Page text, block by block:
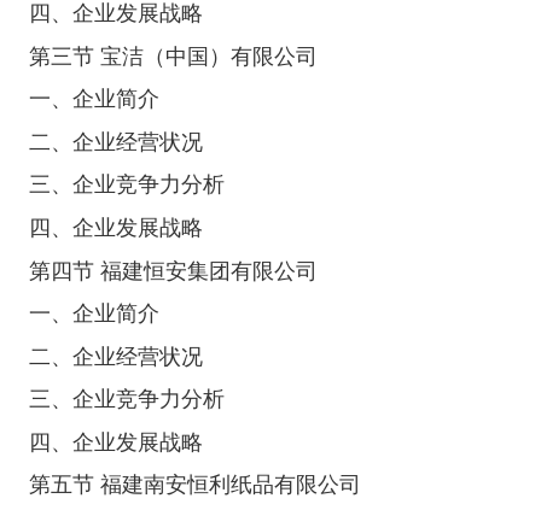
四、企业发展战略
第三节 宝洁（中国）有限公司
一、企业简介
二、企业经营状况
三、企业竞争力分析
四、企业发展战略
第四节 福建恒安集团有限公司
一、企业简介
二、企业经营状况
三、企业竞争力分析
四、企业发展战略
第五节 福建南安恒利纸品有限公司